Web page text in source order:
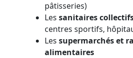
pâtisseries)
Les sanitaires
centres sportifs,
Les supermarchés et
alimentaires